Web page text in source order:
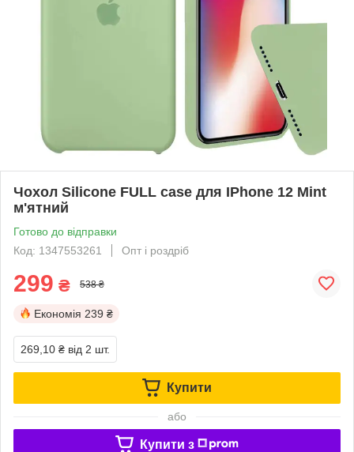
Чохол Silicone FULL case для IPhone 12 Mint
м'ятний
Готово до відправки
Код: 1347553261
Опт і роздріб
299 ₴ 538 ₴
Економія 239 ₴
269,10 ₴ від 2 шт.
Купити
або
Купити з